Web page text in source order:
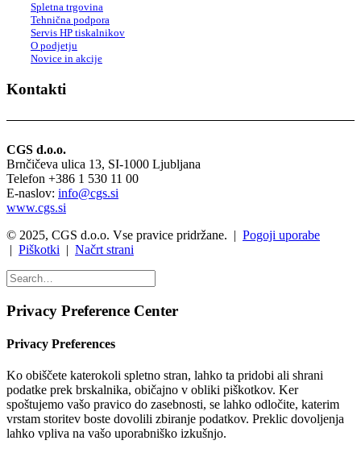
Spletna trgovina
Tehnična podpora
Servis HP tiskalnikov
O podjetju
Novice in akcije
Kontakti
CGS d.o.o.
Brnčičeva ulica 13, SI-1000 Ljubljana
Telefon +386 1 530 11 00
E-naslov: info@cgs.si
www.cgs.si
© 2025, CGS d.o.o. Vse pravice pridržane. | Pogoji uporabe
| Piškotki | Načrt strani
Privacy Preference Center
Privacy Preferences
Ko obiščete katerokoli spletno stran, lahko ta pridobi ali shrani
podatke prek brskalnika, običajno v obliki piškotkov. Ker
spoštujemo vašo pravico do zasebnosti, se lahko odločite, katerim
vrstam storitev boste dovolili zbiranje podatkov. Preklic dovoljenja
lahko vpliva na vašo uporabniško izkušnjo.